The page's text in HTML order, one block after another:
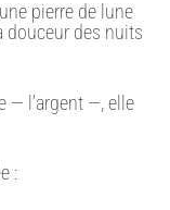
pierre de lune
douceur des nuits
— l’argent —, elle
: